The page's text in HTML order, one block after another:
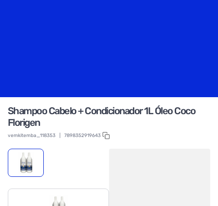
Shampoo Cabelo + Condicionador 1L Óleo Coco
Florigen
vemkitemba_118353 7898352919643